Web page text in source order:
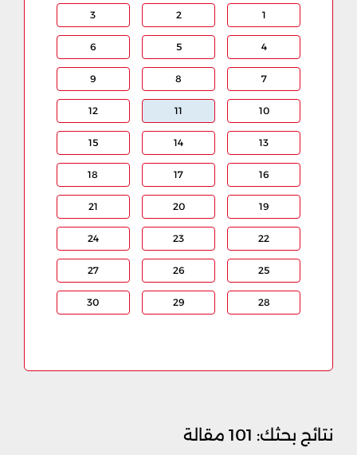
1
2
3
4
5
6
7
8
9
10
11
12
13
14
15
16
17
18
19
20
21
22
23
24
25
26
27
28
29
30
نتائج بحثك: 101 مقالة